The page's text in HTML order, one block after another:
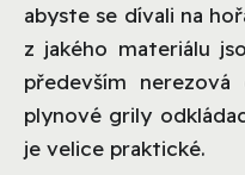
abyste se dívali na
z jakého materiálu
především
plynové grily
je velice praktické.